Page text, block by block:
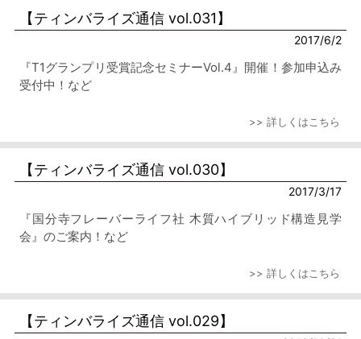
【ティンバライズ通信 vol.031】
2017/6/2
『T1グランプリ受賞記念セミナーVol.4』開催！参加申込み
受付中！など
>> 詳しくはこちら
【ティンバライズ通信 vol.030】
2017/3/17
『国分寺フレーバーライフ社 木質ハイブリッド構造見学
会』のご案内！など
>> 詳しくはこちら
【ティンバライズ通信 vol.029】